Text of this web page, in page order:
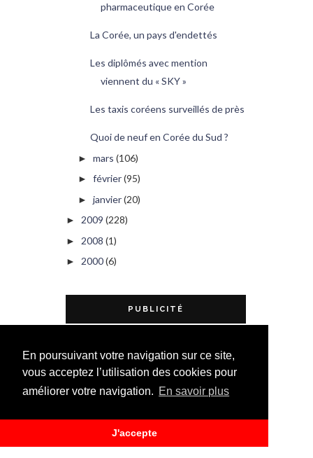
En poursuivant votre navigation sur ce site,
vous acceptez l’utilisation des cookies pour
améliorer votre navigation. En savoir plus
J'accepte
pharmaceutique en Corée
La Corée, un pays d'endettés
Les diplômés avec mention
viennent du « SKY »
Les taxis coréens surveillés de près
Quoi de neuf en Corée du Sud ?
► mars (106)
► février(95)
► janvier(20)
► 2009 (228)
► 2008 (1)
► 2000(6)
PUBLICITÉ